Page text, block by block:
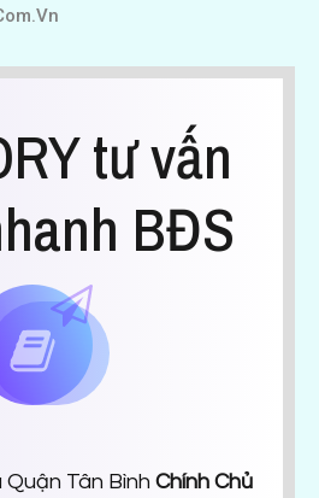
tư vấn
BĐS
Tân Bình Chính Chủ